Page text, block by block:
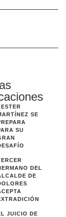
SE
SU
DEL
DE
JUICIO DE